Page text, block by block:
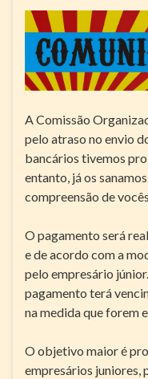
A Comissão
pelo atraso no envio
bancários tivemos
entanto, já os
compreensão de
O pagamento será
e de acordo com a
pelo empresário
pagamento terá
na medida que forem
O objetivo maior é
empresários juniores,